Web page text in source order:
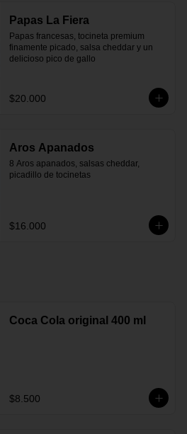
Papas La Fiera
Papas francesas, tocineta premium
finamente picado, salsa cheddar y un
delicioso pico de gallo
$20.000
Aros Apanados
8 Aros apanados, salsas cheddar,
picadillo de tocinetas
$16.000
Coca Cola original 400 ml
$8.500